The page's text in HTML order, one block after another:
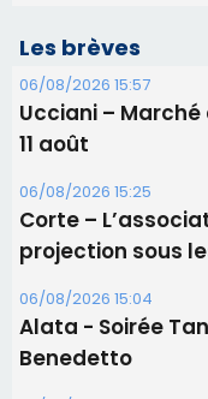
Les brèves
06/08/2026 15:57
Ucciani –
11 août